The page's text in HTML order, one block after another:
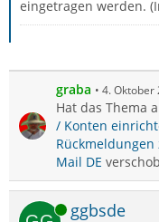
eingetragen werden.
graba 4. Oktober
Hat das Thema
/ Konten
Mail DE
Online ggbsde